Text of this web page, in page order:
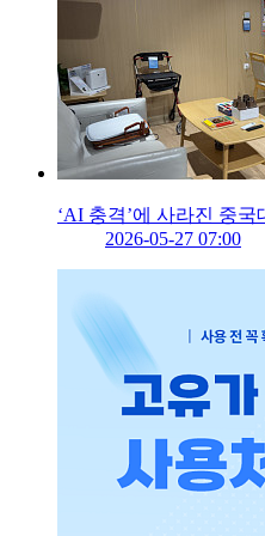
‘AI 충격’에 사라진 중
2026-05-27 07:00